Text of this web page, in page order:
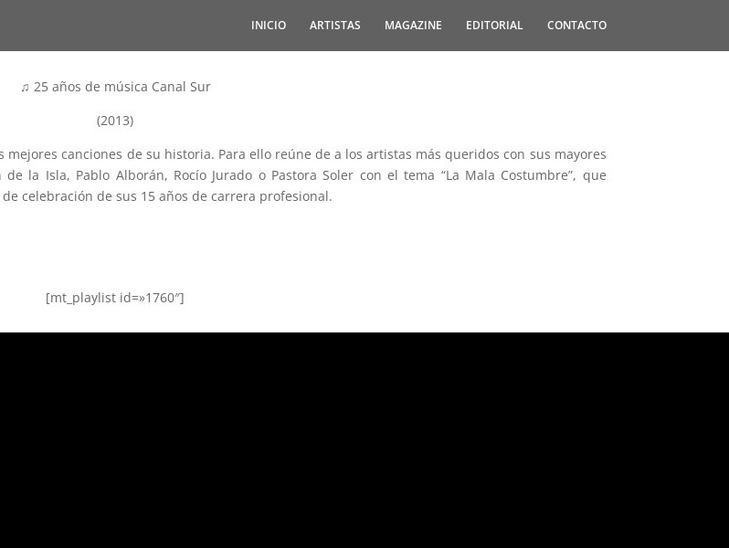
INICIO ARTISTAS MAGAZINE EDITORIAL CONTACTO
♫ 25 años de música Canal Sur
(2013)
canciones de su historia. Para ello reúne de a los artistas más queridos con sus mayores
la Isla, Pablo Alborán, Rocío Jurado o Pastora Soler con el tema “La Mala Costumbre”, que
celebración de sus 15 años de carrera profesional.
[mt_playlist id=»1760″]